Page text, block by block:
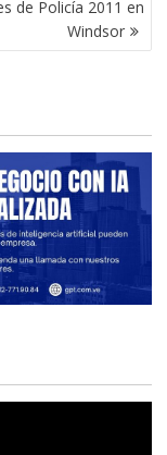
de Policía 2011 en
Windsor